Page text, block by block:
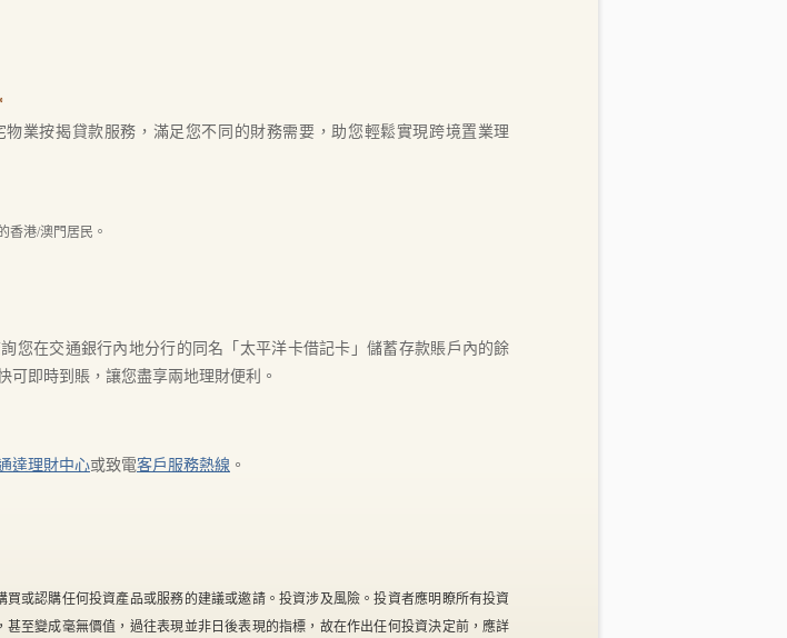
業按揭貸款服務，滿足您不同的財務需要，助您輕鬆實現跨境置業理
香港/澳門居民。
您在交通銀行內地分行的同名「太平洋卡借記卡」儲蓄存款賬戶內的餘
可即時到賬，讓您盡享兩地理財便利。
達理財中心或致電客戶服務熱線 。
或認購任何投資產品或服務的建議或邀請。投資涉及風險。投資者應明瞭所有投資
至變成毫無價值，過往表現並非日後表現的指標，故在作出任何投資決定前，應詳